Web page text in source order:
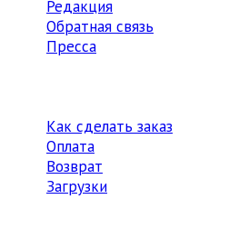
Редакция
Обратная связь
Пресса
Как сделать заказ
Оплата
Возврат
Загрузки